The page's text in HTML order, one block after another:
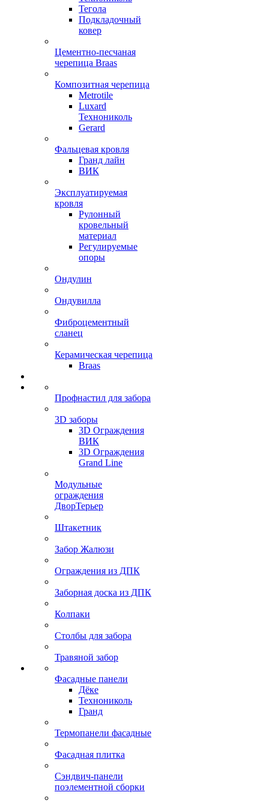
Тегола
Подкладочный
ковер
Цементно-песчаная
черепица Braas
Композитная черепица
Metrotile
Luxard
Технониколь
Gerard
Фальцевая кровля
Гранд лайн
ВИК
Эксплуатируемая
кровля
Рулонный
кровельный
материал
Регулируемые
опоры
Ондулин
Ондувилла
Фиброцементный
сланец
Керамическая черепица
Braas
Профнастил для забора
3D заборы
3D Ограждения
ВИК
3D Ограждения
Grand Line
Модульные
ограждения
ДворТерьер
Штакетник
Забор Жалюзи
Ограждения из ДПК
Заборная доска из ДПК
Колпаки
Столбы для забора
Травяной забор
Фасадные панели
Дёке
Технониколь
Гранд
Термопанели фасадные
Фасадная плитка
Сэндвич-панели
поэлементной сборки